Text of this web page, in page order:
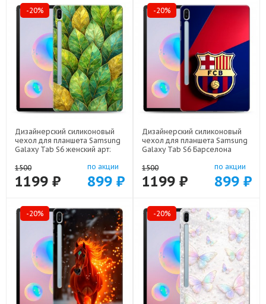
-20%
Дизайнерский силиконовый
чехол для планшета Samsung
Galaxy Tab S6 женский арт:
1500
1199 ₽
по акции
899 ₽
-20%
Дизайнерский силиконовый
чехол для планшета Samsung
Galaxy Tab S6 Барселона
1500
1199 ₽
по акции
899 ₽
-20% -20%